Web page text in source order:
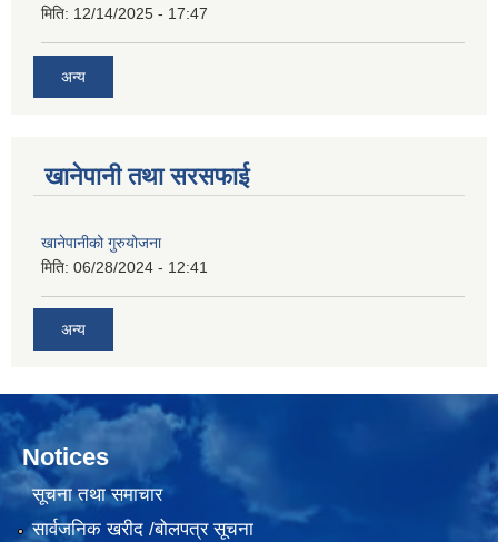
मिति: 12/14/2025 - 17:47
अन्य
खानेपानी तथा सरसफाई
खानेपानीको गुरुयोजना
मिति: 06/28/2024 - 12:41
अन्य
Notices
सूचना तथा समाचार
सार्वजनिक खरीद /बोलपत्र सूचना